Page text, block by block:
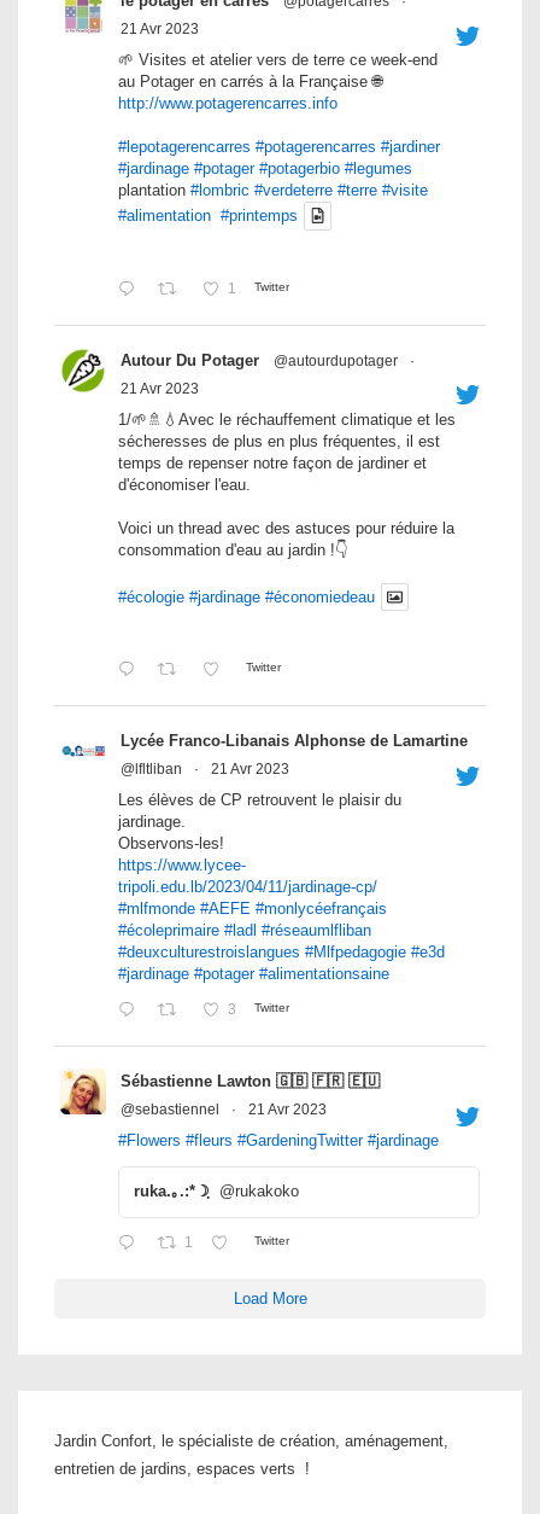
21 Avr 2023
🌱 Visites et atelier vers de terre ce week-end
au Potager en carrés à la Française 🌐
http://www.potagerencarres.info
#lepotagerencarres #potagerencarres #jardiner
#jardinage #potager #potagerbio #legumes
plantation #lombric #verdeterre #terre #visite
#alimentation #printemps
1 Twitter
Autour Du Potager @autourdupotager
·
21 Avr 2023
1/🌱🚿💧Avec le réchauffement climatique et les
sécheresses de plus en plus fréquentes, il est
temps de repenser notre façon de jardiner et
d'économiser l'eau.
Voici un thread avec des astuces pour réduire la
consommation d'eau au jardin !👇
#écologie #jardinage #économiedeau
Twitter
Lycée Franco-Libanais Alphonse de Lamartine
@lfltliban · 21 Avr 2023
Les élèves de CP retrouvent le plaisir du
jardinage.
Observons-les!
https://www.lycee-
tripoli.edu.lb/2023/04/11/jardinage-cp/
#mlfmonde #AEFE #monlycéefrançais
#écoleprimaire #ladl #réseaumlfliban
#deuxculturestroislangues #Mlfpedagogie #e3d
#jardinage #potager #alimentationsaine
3 Twitter
Sébastienne Lawton 🇬🇧 🇫🇷 🇪🇺
@sebastiennel · 21 Avr 2023
#Flowers #fleurs #GardeningTwitter #jardinage
ruka.｡.:*☽ฺ @rukakoko
1 Twitter
Load More
Jardin Confort, le spécialiste de création, aménagement,
entretien de jardins, espaces verts !